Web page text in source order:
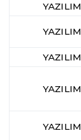
YAZILIM
YAZILIM
YAZILIM
YAZILIM
YAZILIM